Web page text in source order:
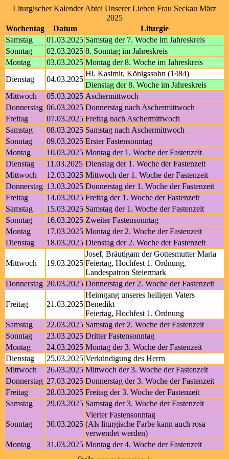
Liturgischer Kalender Abtei Unserer Lieben Frau Seckau März
2025
Wochentag
Datum
Liturgie
Samstag
01.03.2025 Samstag der 7. Woche im Jahreskreis
Sonntag
02.03.2025 8. Sonntag im Jahreskreis
Montag
03.03.2025 Montag der 8. Woche im Jahreskreis
Dienstag
04.03.2025
Hl. Kasimir, Königssohn (1484)
Dienstag der 8. Woche im Jahreskreis
Mittwoch
05.03.2025 Aschermittwoch
Donnerstag 06.03.2025 Donnerstag nach Aschermittwoch
Freitag
07.03.2025 Freitag nach Aschermittwoch
Samstag
08.03.2025 Samstag nach Aschermittwoch
Sonntag
09.03.2025 Erster Fastensonntag
Montag
10.03.2025 Montag der 1. Woche der Fastenzeit
Dienstag
11.03.2025 Dienstag der 1. Woche der Fastenzeit
Mittwoch
12.03.2025 Mittwoch der 1. Woche der Fastenzeit
Donnerstag 13.03.2025 Donnerstag der 1. Woche der Fastenzeit
Freitag
14.03.2025 Freitag der 1. Woche der Fastenzeit
Samstag
15.03.2025 Samstag der 1. Woche der Fastenzeit
Sonntag
16.03.2025 Zweiter Fastensonntag
Montag
17.03.2025 Montag der 2. Woche der Fastenzeit
Dienstag
18.03.2025 Dienstag der 2. Woche der Fastenzeit
Mittwoch 19.03.2025
Josef, Bräutigam der Gottesmutter Maria
Feiertag, Hochfest 1. Ordnung,
Landespatron Steiermark
Donnerstag 20.03.2025 Donnerstag der 2. Woche der Fastenzeit
Freitag 21.03.2025
Heimgang unseres heiligen Vaters
Benedikt
Feiertag, Hochfest 1. Ordnung
Samstag
22.03.2025 Samstag der 2. Woche der Fastenzeit
Sonntag
23.03.2025 Dritter Fastensonntag
Montag
24.03.2025 Montag der 3. Woche der Fastenzeit
Dienstag
25.03.2025 Verkündigung des Herrn
Mittwoch
26.03.2025 Mittwoch der 3. Woche der Fastenzeit
Donnerstag 27.03.2025 Donnerstag der 3. Woche der Fastenzeit
Freitag
28.03.2025 Freitag der 3. Woche der Fastenzeit
Samstag
29.03.2025 Samstag der 3. Woche der Fastenzeit
Sonntag 30.03.2025
Vierter Fastensonntag
(Als liturgische Farbe kann auch rosa
verwendet werden)
Montag
31.03.2025 Montag der 4. Woche der Fastenzeit